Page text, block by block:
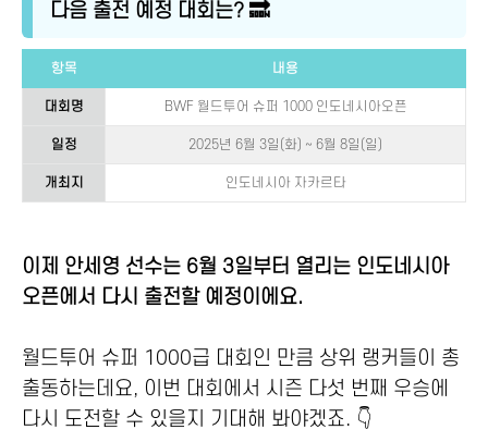
다음 출전 예정 대회는? 🔜
항목 내용
대회명 BWF 월드투어 슈퍼 1000 인도네시아오픈
일정 2025년 6월 3일(화) ~ 6월 8일(일)
개최지 인도네시아 자카르타
이제 안세영 선수는 6월 3일부터 열리는 인도네시아
오픈에서 다시 출전할 예정이에요.
월드투어 슈퍼 1000급 대회인 만큼 상위 랭커들이 총
출동하는데요, 이번 대회에서 시즌 다섯 번째 우승에
다시 도전할 수 있을지 기대해 봐야겠죠. 👇